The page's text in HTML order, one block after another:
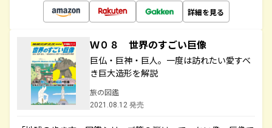
詳細を見る
Ｗ０８ 世界のすごい巨像
巨仏・巨神・巨人。一度は訪れたい愛すべ
き巨大造形を解説
旅の図鑑
2021.08.12 発売